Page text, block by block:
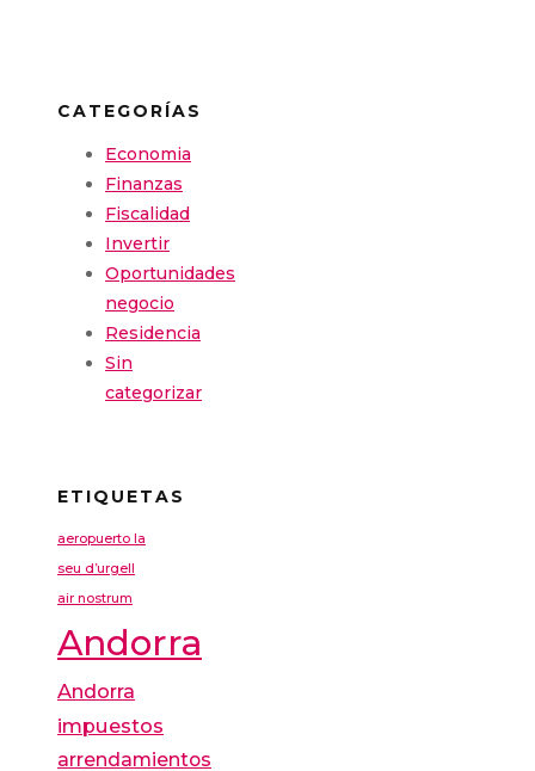
CATEGORÍAS
Economia
Finanzas
Fiscalidad
Invertir
Oportunidades
negocio
Residencia
Sin
categorizar
ETIQUETAS
aeropuerto la
seu d’urgell
air nostrum
Andorra
Andorra
impuestos
arrendamientos